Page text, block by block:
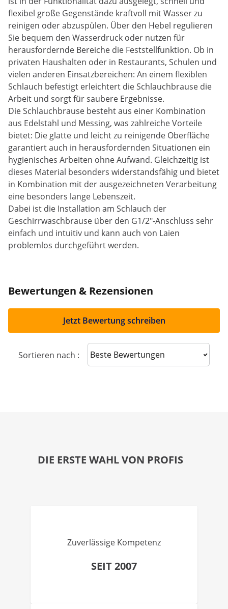
flexibel große Gegenstände kraftvoll mit Wasser zu
reinigen oder abzuspülen. Über den Hebel regulieren
Sie bequem den Wasserdruck oder nutzen für
herausfordernde Bereiche die Feststellfunktion. Ob in
privaten Haushalten oder in Restaurants, Schulen und
vielen anderen Einsatzbereichen: An einem flexiblen
Schlauch befestigt erleichtert die Schlauchbrause die
Arbeit und sorgt für saubere Ergebnisse.
Die Schlauchbrause besteht aus einer Kombination
aus Edelstahl und Messing, was zahlreiche Vorteile
bietet: Die glatte und leicht zu reinigende Oberfläche
garantiert auch in herausfordernden Situationen ein
hygienisches Arbeiten ohne Aufwand. Gleichzeitig ist
dieses Material besonders widerstandsfähig und bietet
in Kombination mit der ausgezeichneten Verarbeitung
eine besonders lange Lebenszeit.
Dabei ist die Installation am Schlauch der
Geschirrwaschbrause über den G1/2"-Anschluss sehr
einfach und intuitiv und kann auch von Laien
problemlos durchgeführt werden.
Bewertungen & Rezensionen
Jetzt Bewertung schreiben
Sortieren nach : Sort reviews
DIE ERSTE WAHL VON PROFIS
Zuverlässige Kompetenz
SEIT 2007